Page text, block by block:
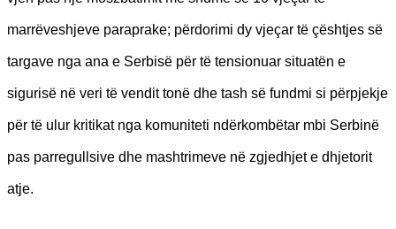
marrëveshjeve paraprake; përdorimi dy vjeçar të çështjes së
targave nga ana e Serbisë për të tensionuar situatën e
sigurisë në veri të vendit tonë dhe tash së fundmi si përpjekje
për të ulur kritikat nga komuniteti ndërkombëtar mbi Serbinë
pas parregullsive dhe mashtrimeve në zgjedhjet e dhjetorit
atje.